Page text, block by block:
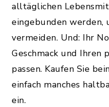
alltäglichen
eingebunden werden,
vermeiden. Und: Ihr
Geschmack und Ihren
passen. Kaufen Sie
einfach manches
ein.